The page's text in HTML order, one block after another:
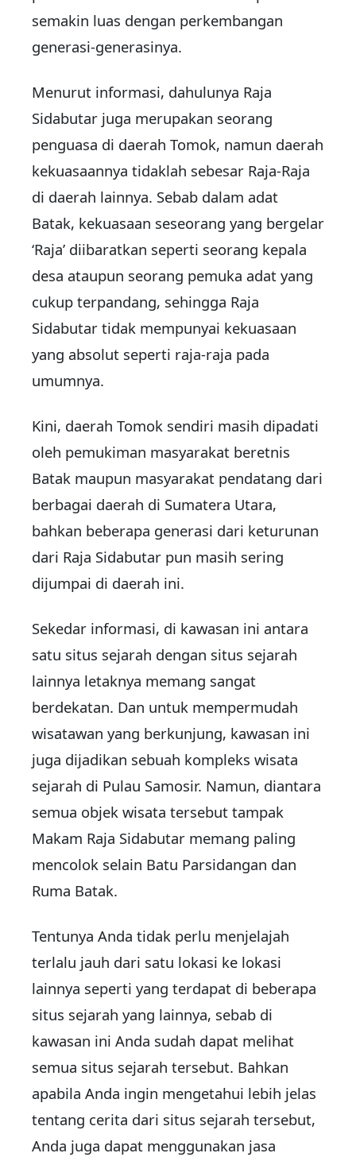
semakin luas dengan perkembangan
generasi-generasinya.
Menurut informasi, dahulunya Raja
Sidabutar juga merupakan seorang
penguasa di daerah Tomok, namun daerah
kekuasaannya tidaklah sebesar Raja-Raja
di daerah lainnya. Sebab dalam adat
Batak, kekuasaan seseorang yang bergelar
‘Raja’ diibaratkan seperti seorang kepala
desa ataupun seorang pemuka adat yang
cukup terpandang, sehingga Raja
Sidabutar tidak mempunyai kekuasaan
yang absolut seperti raja-raja pada
umumnya.
Kini, daerah Tomok sendiri masih dipadati
oleh pemukiman masyarakat beretnis
Batak maupun masyarakat pendatang dari
berbagai daerah di Sumatera Utara,
bahkan beberapa generasi dari keturunan
dari Raja Sidabutar pun masih sering
dijumpai di daerah ini.
Sekedar informasi, di kawasan ini antara
satu situs sejarah dengan situs sejarah
lainnya letaknya memang sangat
berdekatan. Dan untuk mempermudah
wisatawan yang berkunjung, kawasan ini
juga dijadikan sebuah kompleks wisata
sejarah di Pulau Samosir. Namun, diantara
semua objek wisata tersebut tampak
Makam Raja Sidabutar memang paling
mencolok selain Batu Parsidangan dan
Ruma Batak.
Tentunya Anda tidak perlu menjelajah
terlalu jauh dari satu lokasi ke lokasi
lainnya seperti yang terdapat di beberapa
situs sejarah yang lainnya, sebab di
kawasan ini Anda sudah dapat melihat
semua situs sejarah tersebut. Bahkan
apabila Anda ingin mengetahui lebih jelas
tentang cerita dari situs sejarah tersebut,
Anda juga dapat menggunakan jasa